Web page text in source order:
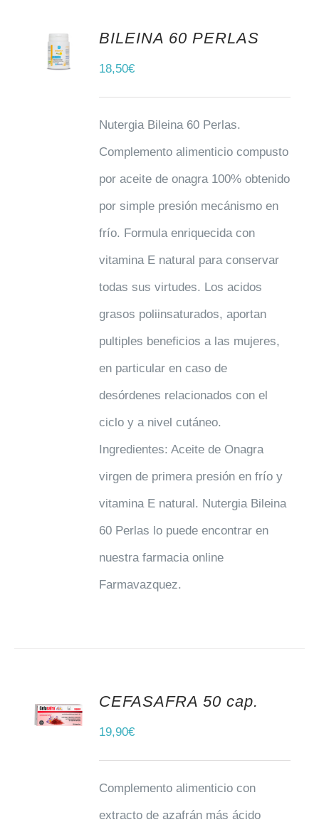
BILEINA 60 PERLAS
18,50€
Nutergia Bileina 60 Perlas.
Complemento alimenticio compusto
por aceite de onagra 100% obtenido
por simple presión mecánismo en
frío. Formula enriquecida con
vitamina E natural para conservar
todas sus virtudes. Los acidos
grasos poliinsaturados, aportan
pultiples beneficios a las mujeres,
en particular en caso de
desórdenes relacionados con el
ciclo y a nivel cutáneo.
Ingredientes: Aceite de Onagra
virgen de primera presión en frío y
vitamina E natural. Nutergia Bileina
60 Perlas lo puede encontrar en
nuestra farmacia online
Farmavazquez.
CEFASAFRA 50 cap.
19,90€
Complemento alimenticio con
extracto de azafrán más ácido